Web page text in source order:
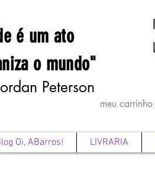
é um ato
o mundo"
Peterson
meu carrinho
Oi, ABarros! LIVRARIA